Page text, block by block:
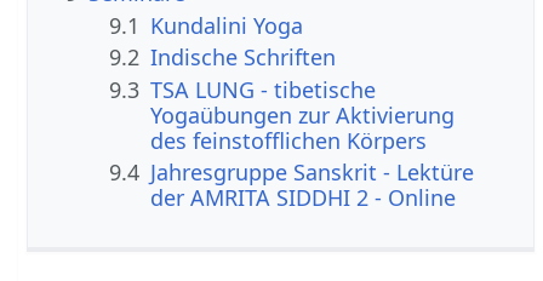
9.1 Kundalini Yoga
9.2 Indische Schriften
9.3 TSA LUNG - tibetische
Yogaübungen zur Aktivierung
des feinstofflichen Körpers
9.4 Jahresgruppe Sanskrit - Lektüre
der AMRITA SIDDHI 2 - Online